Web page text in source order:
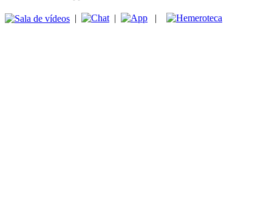
| | |